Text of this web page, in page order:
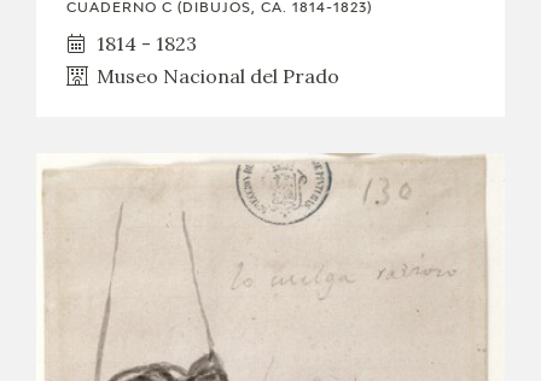
CUADERNO C (DIBUJOS, CA. 1814-1823)
1814 - 1823
Museo Nacional del Prado